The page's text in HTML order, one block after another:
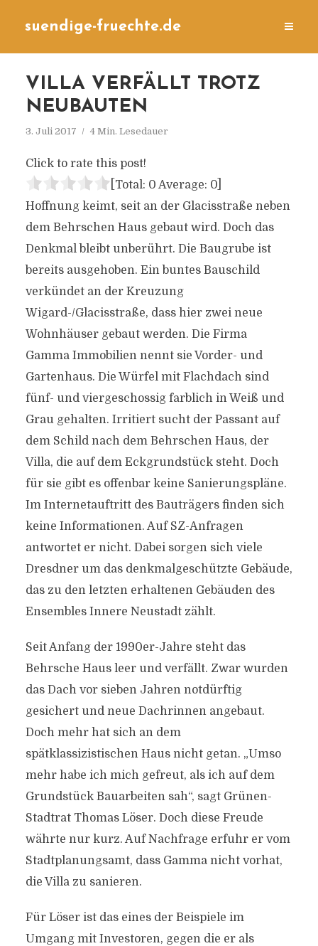
suendige-fruechte.de
VILLA VERFÄLLT TROTZ
NEUBAUTEN
3. Juli 2017 4 Min. Lesedauer
Click to rate this post!
[Total: 0 Average: 0]
Hoffnung keimt, seit an der Glacisstraße neben
dem Behrschen Haus gebaut wird. Doch das
Denkmal bleibt unberührt. Die Baugrube ist
bereits ausgehoben. Ein buntes Bauschild
verkündet an der Kreuzung
Wigard-/Glacisstraße, dass hier zwei neue
Wohnhäuser gebaut werden. Die Firma
Gamma Immobilien nennt sie Vorder- und
Gartenhaus. Die Würfel mit Flachdach sind
fünf- und viergeschossig farblich in Weiß und
Grau gehalten. Irritiert sucht der Passant auf
dem Schild nach dem Behrschen Haus, der
Villa, die auf dem Eckgrundstück steht. Doch
für sie gibt es offenbar keine Sanierungspläne.
Im Internetauftritt des Bauträgers finden sich
keine Informationen. Auf SZ-Anfragen
antwortet er nicht. Dabei sorgen sich viele
Dresdner um das denkmalgeschützte Gebäude,
das zu den letzten erhaltenen Gebäuden des
Ensembles Innere Neustadt zählt.
Seit Anfang der 1990er-Jahre steht das
Behrsche Haus leer und verfällt. Zwar wurden
das Dach vor sieben Jahren notdürftig
gesichert und neue Dachrinnen angebaut.
Doch mehr hat sich an dem
spätklassizistischen Haus nicht getan. „Umso
mehr habe ich mich gefreut, als ich auf dem
Grundstück Bauarbeiten sah“, sagt Grünen-
Stadtrat Thomas Löser. Doch diese Freude
währte nur kurz. Auf Nachfrage erfuhr er vom
Stadtplanungsamt, dass Gamma nicht vorhat,
die Villa zu sanieren.
Für Löser ist das eines der Beispiele im
Umgang mit Investoren, gegen die er als